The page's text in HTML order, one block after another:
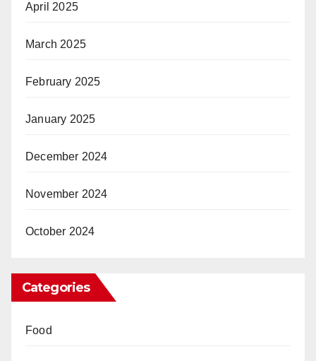
April 2025
March 2025
February 2025
January 2025
December 2024
November 2024
October 2024
Categories
Food